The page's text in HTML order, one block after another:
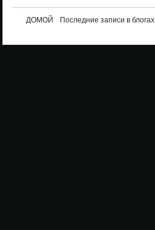
ДОМОЙ Последние записи в блогах